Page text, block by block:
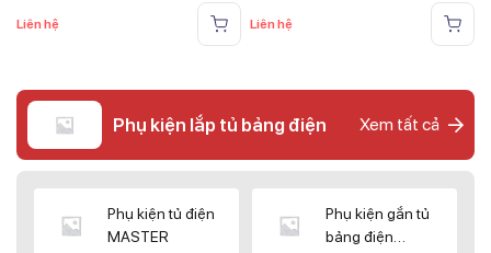
Liên hệ Liên hệ
Phụ kiện lắp tủ bảng điện Xem tất cả
Phụ kiện tủ điện
MASTER
Phụ kiện gắn tủ
bảng điện